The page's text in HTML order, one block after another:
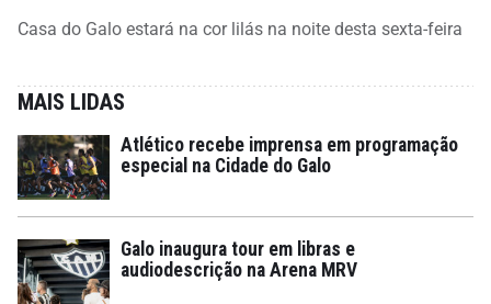
Casa do Galo estará na cor lilás na noite desta sexta-feira
MAIS LIDAS
Atlético recebe imprensa em programação
especial na Cidade do Galo
Galo inaugura tour em libras e
audiodescrição na Arena MRV